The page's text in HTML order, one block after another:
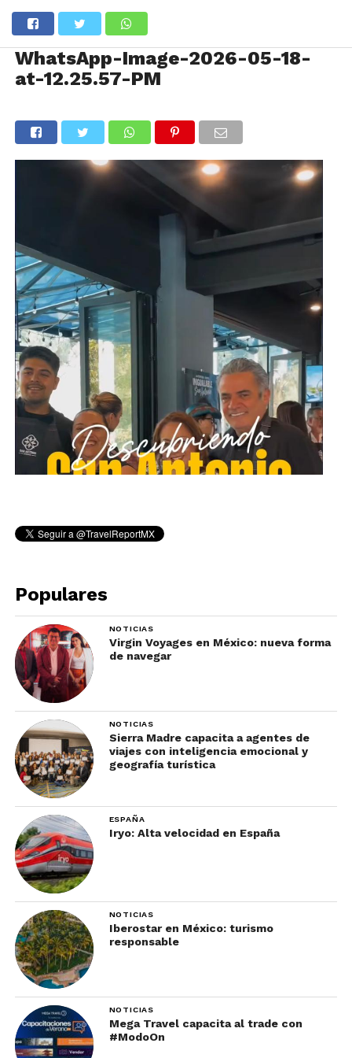
WhatsApp-Image-2026-05-18-
at-12.25.57-PM
Populares
NOTICIAS
Virgin Voyages en México: nueva forma
de navegar
NOTICIAS
Sierra Madre capacita a agentes de
viajes con inteligencia emocional y
geografía turística
ESPAÑA
Iryo: Alta velocidad en España
NOTICIAS
Iberostar en México: turismo
responsable
NOTICIAS
Mega Travel capacita al trade con
#ModoOn